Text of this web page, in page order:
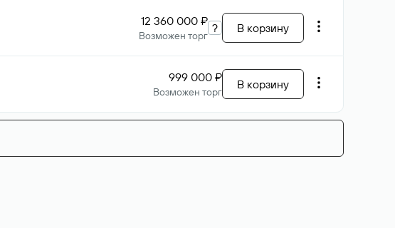
12 360 000 ₽
Возможен торг
? В корзину
999 000 ₽
Возможен торг
В корзину